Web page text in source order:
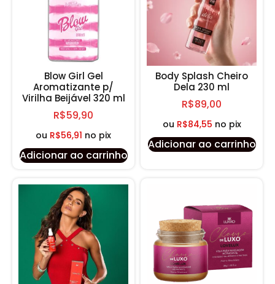
Blow Girl Gel
Aromatizante p/
Virilha Beijável 320 ml
R$59,90
ou R$56,91 no pix
Adicionar ao carrinho
Body Splash Cheiro
Dela 230 ml
R$89,00
ou R$84,55 no pix
Adicionar ao carrinho